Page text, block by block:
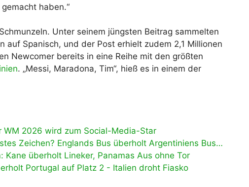
haben.“
Unter seinem jüngsten Beitrag sammelten
auf Spanisch, und der Post erhielt zudem 2,1 Millionen
Newcomer bereits in eine Reihe mit den größten
. „Messi, Maradona, Tim“, hieß es in einem der
WM 2026 wird zum Social-Media-Star
Zeichen? Englands Bus überholt Argentiniens Bus…
Kane überholt Lineker, Panamas Aus ohne Tor
Portugal auf Platz 2 - Italien droht Fiasko